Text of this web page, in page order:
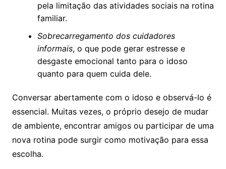
pela limitação das atividades sociais na rotina
familiar.
Sobrecarregamento dos cuidadores
informais, o que pode gerar estresse e
desgaste emocional tanto para o idoso
quanto para quem cuida dele.
Conversar abertamente com o idoso e observá-lo é
essencial. Muitas vezes, o próprio desejo de mudar
de ambiente, encontrar amigos ou participar de uma
nova rotina pode surgir como motivação para essa
escolha.